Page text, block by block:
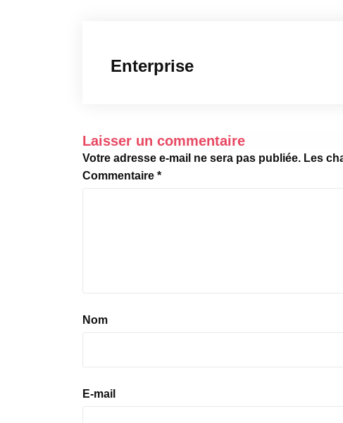
Enterprise
Laisser un commentaire
Votre adresse e-mail ne sera pas publiée. Les
Commentaire *
Nom
E-mail